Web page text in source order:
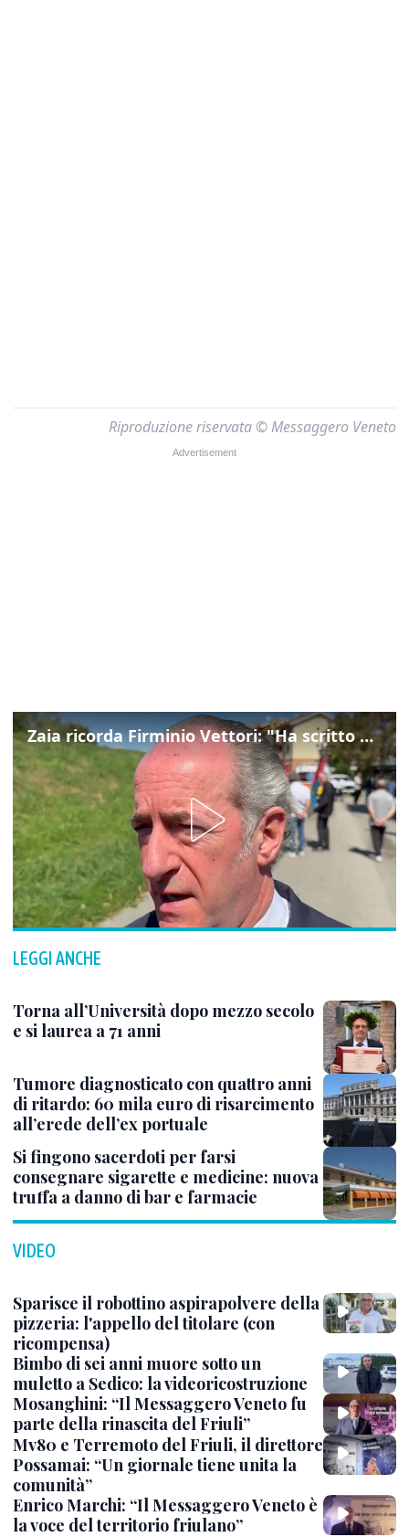
Riproduzione riservata © Messaggero Veneto
Zaia ricorda Firminio Vettori: "Ha scritto pagine di storia del nostro territorio"
LEGGI ANCHE
Torna all’Università dopo mezzo secolo
e si laurea a 71 anni
Tumore diagnosticato con quattro anni
di ritardo: 60 mila euro di risarcimento
all’erede dell’ex portuale
Si fingono sacerdoti per farsi
consegnare sigarette e medicine: nuova
truffa a danno di bar e farmacie
VIDEO
Sparisce il robottino aspirapolvere della
pizzeria: l'appello del titolare (con
ricompensa)
Bimbo di sei anni muore sotto un
muletto a Sedico: la videoricostruzione
Mosanghini: “Il Messaggero Veneto fu
parte della rinascita del Friuli”
Mv80 e Terremoto del Friuli, il direttore
Possamai: “Un giornale tiene unita la
comunità”
Enrico Marchi: “Il Messaggero Veneto è
la voce del territorio friulano”